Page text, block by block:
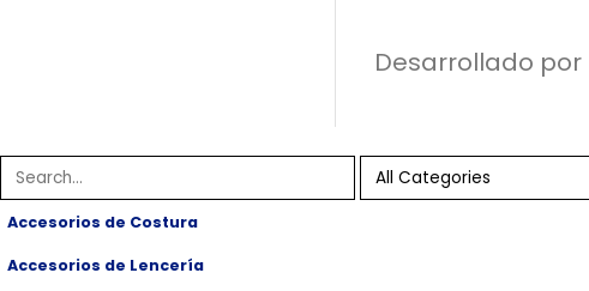
Desarrollado por
Accesorios de Costura
Accesorios de Lencería